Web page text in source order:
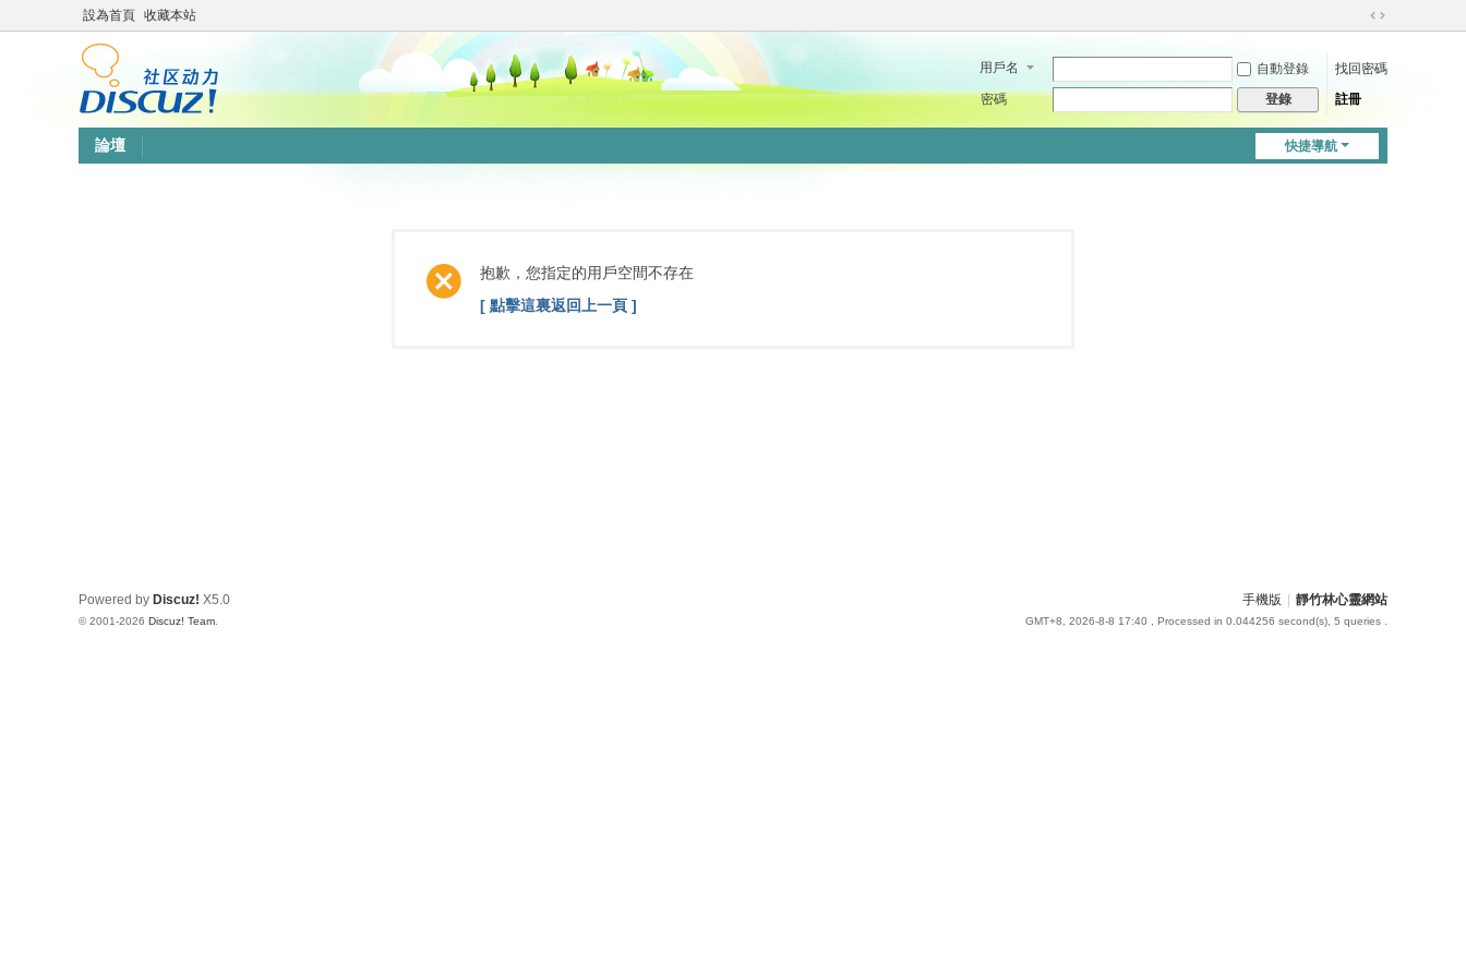
設為首頁 收藏本站
切
到
用戶名 自動登錄
找回密碼
密碼
登錄 註冊
快捷導航
論壇
抱歉，您指定的用戶空間不存在
[ 點擊這裏返回上一頁 ]
手機版 靜竹林心靈網站
GMT+8, 2026-8-8 17:40 , Processed in 0.044256 second(s), 5 queries .
Powered by Discuz! X5.0
© 2001-2026 Discuz! Team